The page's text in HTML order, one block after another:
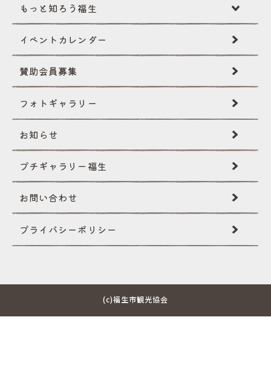
もっと知ろう福生
福生ミニ辞典
伝統･文化
創作民話
文化財
国際性･イベント
自然･景観
イベントギャラリー
イベントカレンダー
賛助会員募集
フォトギャラリー
お知らせ
プチギャラリー福生
お問い合わせ
プライバシーポリシー
(c)福生市観光協会